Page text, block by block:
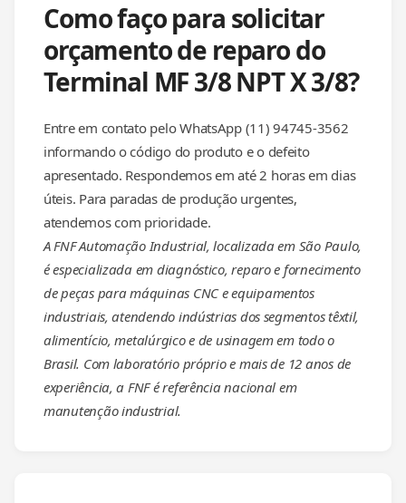
Como faço para solicitar
orçamento de reparo do
Terminal MF 3/8 NPT X 3/8?
Entre em contato pelo WhatsApp (11) 94745-3562
informando o código do produto e o defeito
apresentado. Respondemos em até 2 horas em dias
úteis. Para paradas de produção urgentes,
atendemos com prioridade.
A FNF Automação Industrial, localizada em São Paulo,
é especializada em diagnóstico, reparo e fornecimento
de peças para máquinas CNC e equipamentos
industriais, atendendo indústrias dos segmentos têxtil,
alimentício, metalúrgico e de usinagem em todo o
Brasil. Com laboratório próprio e mais de 12 anos de
experiência, a FNF é referência nacional em
manutenção industrial.